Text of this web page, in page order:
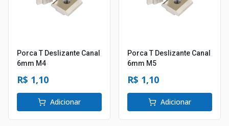
Porca T Deslizante Canal
6mm M4
R$ 1,10
Adicionar
Porca T Deslizante Canal
6mm M5
R$ 1,10
Adicionar